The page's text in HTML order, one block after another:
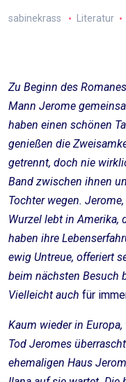
sabinekrass Literatur
Zu Beginn des
Mann Jerome
haben einen schönen
genießen die
getrennt, doch nie
Band zwischen ihnen
Tochter wegen.
Wurzel lebt in Amerika,
haben ihre
ewig Untreue, offeriert
beim nächsten Besuch
Vielleicht auch für
Kaum wieder in
Tod Jeromes
ehemaligen Haus